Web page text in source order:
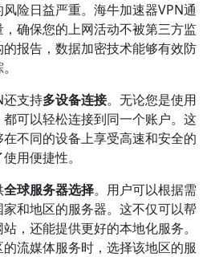
险日益严重。海牛加速器VPN通
确保您的上网活动不被第三方监
报告，数据加密技术能够有效防
还支持多设备连接。无论您是使用
可以轻松连接到同一个账户。这
不同的设备上享受高速和安全的
用便捷性。
全球服务器选择。用户可以根据需
和地区的服务器。这不仅可以帮
，还能提供更好的本地化服务。
流媒体服务时，选择该地区的服